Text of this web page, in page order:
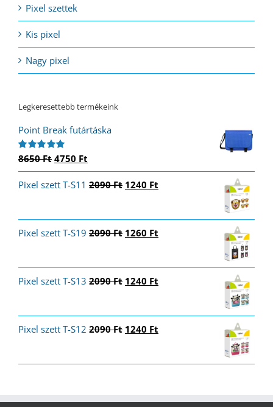
Pixel szettek
Kis pixel
Nagy pixel
Legkeresettebb termékeink
Point Break futártáska
Értékelés:
8650Ft Original
price
was:
4750 Ft
price
is:
Pixel szett T-S11 2090Ft Original
1240 Ft
Pixel szett T-S19 2090Ft Original
1260 Ft
Pixel szett T-S13 2090Ft Original
1240 Ft
Pixel szett T-S12 2090Ft Original
1240 Ft